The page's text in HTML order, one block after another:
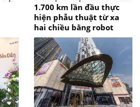
1.700 km lần đầu thực
hiện phẫu thuật từ xa
hai chiều bằng robot